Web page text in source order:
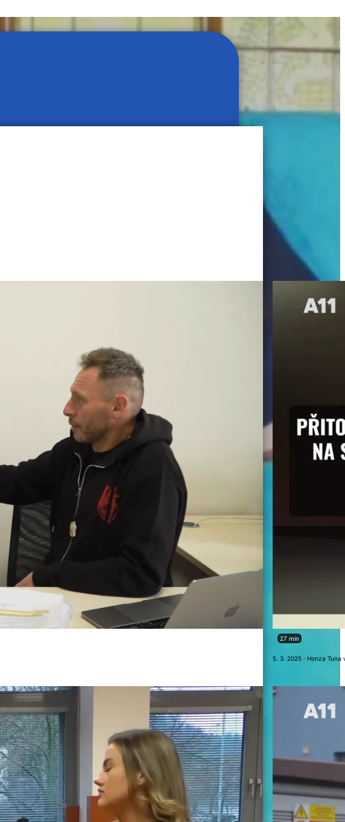
27 min
5. 3. 2025 · Honza Tuna
Batově vile